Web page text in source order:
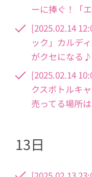
ーに捧ぐ！「
[2025.02.14
ック」カルデ
がクセになる♪
[2025.02.14
クスボトルキ
売ってる場所
13日